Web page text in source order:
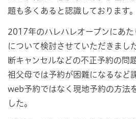
題も多くあると認識しております。
2017年のハレハレオープンにあ
について検討させていただきまし
断キャンセルなどの不正予約の問
祖父母では予約が困難になるなど
web予約ではなく現地予約の方法
した。